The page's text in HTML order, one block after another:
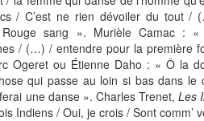
/ C’est ne rien dévoiler du tout /
sang ». Murièle Camac : «
/ (…) / entendre pour la première
Ogeret ou Étienne Daho : « Ô la
qui passe au loin si bas dans
une danse ». Charles Trenet,Les
Indiens / Oui, je crois / Sont